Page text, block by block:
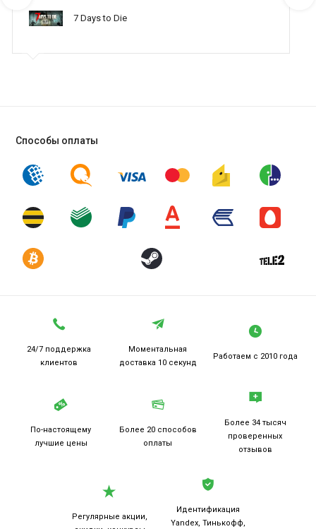
7 Days to Die
Способы оплаты
24/7 поддержка
клиентов
Моментальная
доставка 10 секунд
Работаем с 2010 года
По-настоящему
лучшие цены
Более 20 способов
оплаты
Более 34 тысяч
проверенных
отзывов
Регулярные акции,
Идентификация
Yandex, Тинькофф,